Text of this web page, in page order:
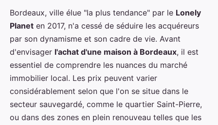
Bordeaux, ville élue "la plus tendance" par le Lonely
Planet en 2017, n'a cessé de séduire les acquéreurs
par son dynamisme et son cadre de vie. Avant
d'envisager l'achat d'une maison à Bordeaux, il est
essentiel de comprendre les nuances du marché
immobilier local. Les prix peuvent varier
considérablement selon que l'on se situe dans le
secteur sauvegardé, comme le quartier Saint-Pierre,
ou dans des zones en plein renouveau telles que les